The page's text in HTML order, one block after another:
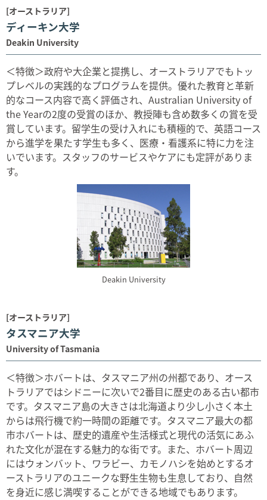
[オーストラリア]
ディーキン大学
Deakin University
＜特徴＞政府や大企業と提携し、オーストラリアでもトッ
プレベルの実践的なプログラムを提供。優れた教育と革新
的なコース内容で高く評価され、Australian University of
the Yearの2度の受賞のほか、教授陣も含め数多くの賞を受
賞しています。留学生の受け入れにも積極的で、英語コース
から進学を果たす学生も多く、医療・看護系に特に力を注
いでいます。スタッフのサービスやケアにも定評がありま
す。
Deakin University
[オーストラリア]
タスマニア大学
University of Tasmania
＜特徴＞ホバートは、タスマニア州の州都であり、オース
トラリアではシドニーに次いで2番目に歴史のある古い都市
です。タスマニア島の大きさは北海道より少し小さく本土
からは飛行機で約一時間の距離です。タスマニア最大の都
市ホバートは、歴史的遺産や生活様式と現代の活気にあふ
れた文化が混在する魅力的な街です。また、ホバート周辺
にはウォンバット、ワラビー、カモノハシを始めとするオ
ーストラリアのユニークな野生生物も生息しており、自然
を身近に感じ満喫することができる地域でもあります。